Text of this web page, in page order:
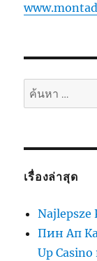
ค้นหา:
เรื่องล่าสุด
Najlepsze
Пин Ап
Up